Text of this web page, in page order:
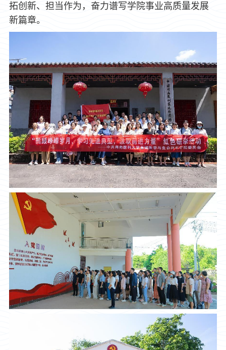
拓创新、担当作为，奋力谱写学院事业高质量发展
新篇章。